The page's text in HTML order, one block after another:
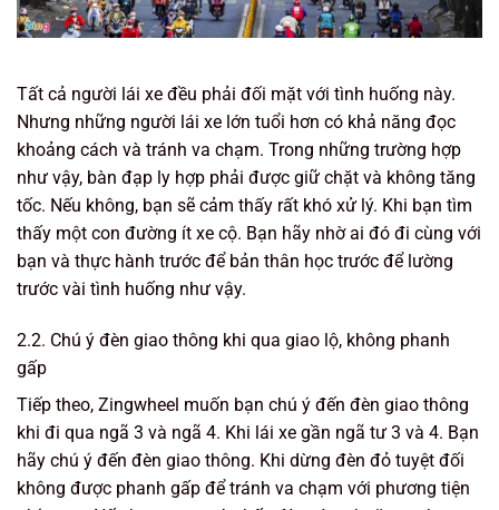
Tất cả người lái xe đều phải đối mặt với tình huống này.
Nhưng những người lái xe lớn tuổi hơn có khả năng đọc
khoảng cách và tránh va chạm. Trong những trường hợp
như vậy, bàn đạp ly hợp phải được giữ chặt và không tăng
tốc. Nếu không, bạn sẽ cảm thấy rất khó xử lý. Khi bạn tìm
thấy một con đường ít xe cộ. Bạn hãy nhờ ai đó đi cùng với
bạn và thực hành trước để bản thân học trước để lường
trước vài tình huống như vậy.
2.2. Chú ý đèn giao thông khi qua giao lộ, không phanh
gấp
Tiếp theo, Zingwheel muốn bạn chú ý đến đèn giao thông
khi đi qua ngã 3 và ngã 4. Khi lái xe gần ngã tư 3 và 4. Bạn
hãy chú ý đến đèn giao thông. Khi dừng đèn đỏ tuyệt đối
không được phanh gấp để tránh va chạm với phương tiện